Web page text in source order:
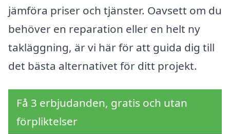
jämföra priser och tjänster. Oavsett om du
behöver en reparation eller en helt ny
takläggning, är vi här för att guida dig till
det bästa alternativet för ditt projekt.
Få 3 erbjudanden, gratis och utan
förpliktelser